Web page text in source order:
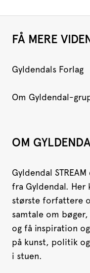
FÅ MERE
Gyldendals Forlag
Om Gyldendal-
OM
Gyldendal
fra Gyldendal. Her
største forfattere
samtale om
og få inspiration
på kunst, politik
i stuen.